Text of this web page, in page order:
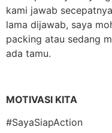
kami jawab
lama dijawab, saya
packing atau sedang
ada tamu.
MOTIVASI KITA
#SayaSiapAction